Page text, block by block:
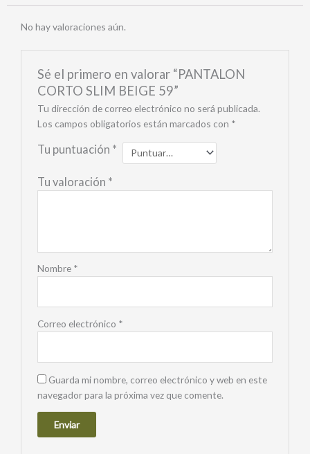
No hay valoraciones aún.
Sé el primero en valorar “PANTALON
CORTO SLIM BEIGE 59”
Tu dirección de correo electrónico no será publicada.
Los campos obligatorios están marcados con *
Tu puntuación *
Tu valoración *
Nombre *
Correo electrónico *
Guarda mi nombre, correo electrónico y web en este
navegador para la próxima vez que comente.